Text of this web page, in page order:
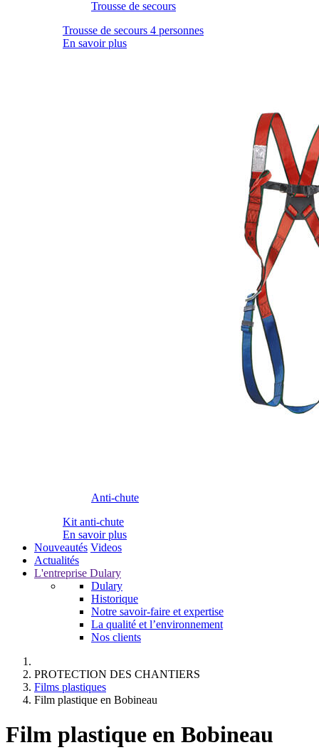
Trousse de secours
Trousse de secours 4 personnes
En savoir plus
Anti-chute
Kit anti-chute
En savoir plus
Nouveautés Videos
Actualités
L'entreprise Dulary
Dulary
Historique
Notre savoir-faire et expertise
La qualité et l’environnement
Nos clients
PROTECTION DES CHANTIERS
Films plastiques
Film plastique en Bobineau
Film plastique en Bobineau